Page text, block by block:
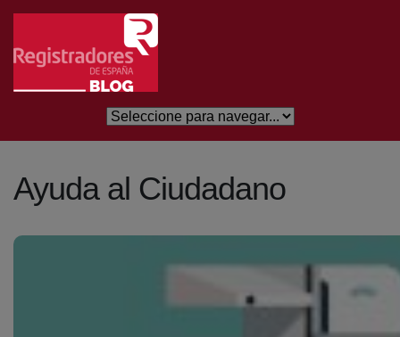
Saltar al contenido principal
Ayuda al Ciudadano